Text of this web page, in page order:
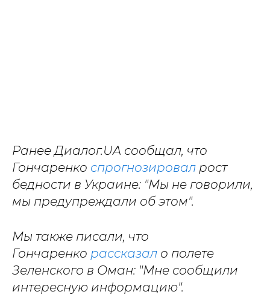
Ранее Диалог.UA сообщал, что
Гончаренко спрогнозировал рост
бедности в Украине: "Мы не говорили,
мы предупреждали об этом".
Мы также писали, что
Гончаренко рассказал о полете
Зеленского в Оман: "Мне сообщили
интересную информацию".